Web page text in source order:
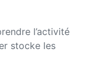
l’activité
stocke les